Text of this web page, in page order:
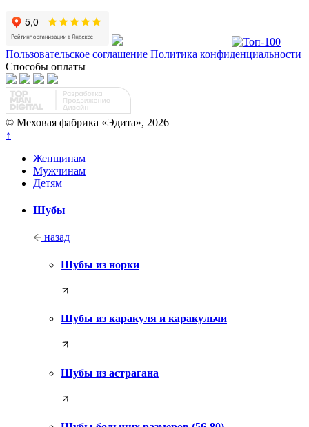
Пользовательское соглашение Политика конфиденциальности
Способы оплаты
© Меховая фабрика «Эдита», 2026
↑
Женщинам
Мужчинам
Детям
Шубы
назад
Шубы из норки
Шубы из каракуля и каракульчи
Шубы из астрагана